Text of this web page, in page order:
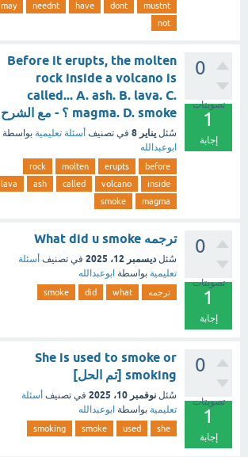
mustnt
dont
have
neednt
may
not
0
تصويتات
1
إجابة
Before it erupts, the molten
rock inside a volcano is
called... A. ash. B. lava. C.
magma. D. smoke ؟ - مع الشرح
سُئل يناير 8 في تصنيف أسئلة تعليمية بواسطة
ابوعبدالله
before
erupts
molten
rock
inside
volcano
called
ash
lava
magma
smoke
0
تصويتات
1
إجابة
ترجمه What did u smoke
سُئل ديسمبر 12، 2025 في تصنيف أسئلة
تعليمية بواسطة ابوعبدالله
ترجمه what
did
smoke
0
تصويتات
1
إجابة
She is used to smoke or
smoking [تم الحل]
سُئل نوفمبر 10، 2025 في تصنيف أسئلة
تعليمية بواسطة ابوعبدالله
she
used
smoke
smoking